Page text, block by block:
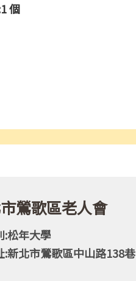
個
鶯歌區老人會
:松年大學
:新北市鶯歌區中山路138巷